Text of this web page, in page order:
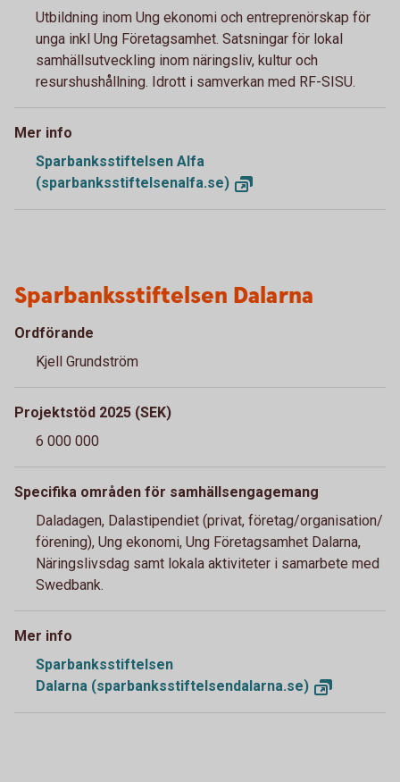
Utbildning inom Ung ekonomi och entreprenörskap för
unga inkl Ung Företagsamhet. Satsningar för lokal
samhällsutveckling inom näringsliv, kultur och
resurshushållning. Idrott i samverkan med RF-SISU.
Mer info
Sparbanksstiftelsen Alfa
(sparbanksstiftelsenalfa.se)
Sparbanksstiftelsen Dalarna
Ordförande
Kjell Grundström
Projektstöd 2025 (SEK)
6 000 000
Specifika områden för samhällsengagemang
Daladagen, Dalastipendiet (privat, företag/organisation/
förening), Ung ekonomi, Ung Företagsamhet Dalarna,
Näringslivsdag samt lokala aktiviteter i samarbete med
Swedbank.
Mer info
Sparbanksstiftelsen
Dalarna (sparbanksstiftelsendalarna.se)